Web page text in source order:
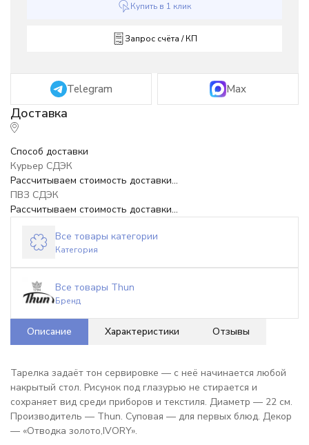
Купить в 1 клик
Запрос счёта / КП
Telegram Max
Способ доставки
Курьер СДЭК
Рассчитываем стоимость доставки...
ПВЗ СДЭК
Рассчитываем стоимость доставки...
Все товары категории
Категория
Все товары Thun
Бренд
Описание Характеристики Отзывы
Тарелка задаёт тон сервировке — с неё начинается любой
накрытый стол. Рисунок под глазурью не стирается и
сохраняет вид среди приборов и текстиля. Диаметр — 22 см.
Производитель — Thun. Суповая — для первых блюд. Декор
— «Отводка золото,IVORY».